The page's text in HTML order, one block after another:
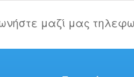
μαζί μας